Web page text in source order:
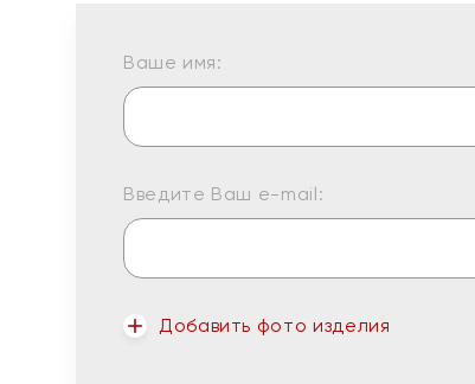
Ваше имя:
Введите Ваш e-mail:
Добавить фото изделия